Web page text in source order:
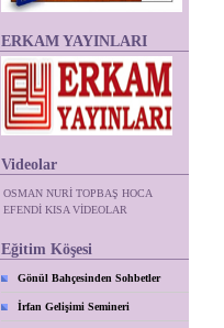
ERKAM YAYINLARI
Videolar
OSMAN NURİ TOPBAŞ HOCA
EFENDİ KISA VİDEOLAR
Eğitim Köşesi
Gönül Bahçesinden Sohbetler
İrfan Gelişimi Semineri